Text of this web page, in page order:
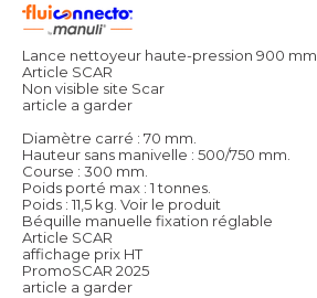
Lance nettoyeur haute-pression 900 mm
Article SCAR
Non visible site Scar
article a garder
Diamètre carré : 70 mm.
Hauteur sans manivelle : 500/750 mm.
Course : 300 mm.
Poids porté max : 1 tonnes.
Poids : 11,5 kg. Voir le produit
Béquille manuelle fixation réglable
Article SCAR
affichage prix HT
PromoSCAR 2025
article a garder